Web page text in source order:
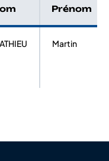
Prénom
Martin